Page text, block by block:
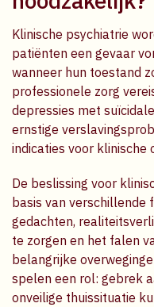
Klinische psychiatrie
patiënten een gevaar
wanneer hun toestand
professionele zorg
depressies met
ernstige
indicaties voor klinische
De beslissing voor
basis van verschillende
gedachten,
te zorgen en het falen
belangrijke
spelen een rol: gebrek
onveilige thuissituatie